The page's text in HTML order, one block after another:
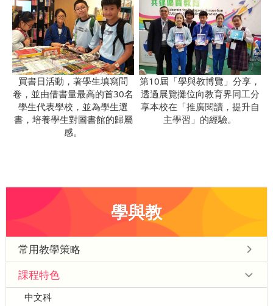
買書日活動，著學生填寫問
卷，並由借書量最高的首30名
學生代表學校，並為學生選
書，培養學生對圖書館的歸屬
感。
第10屆「學與教博覽」分享，
透過展覽攤位向教育界同工分
享本校在「推廣閱讀，提升自
主學習」的經驗。
學與教
常用教學策略
課程特色
中文科